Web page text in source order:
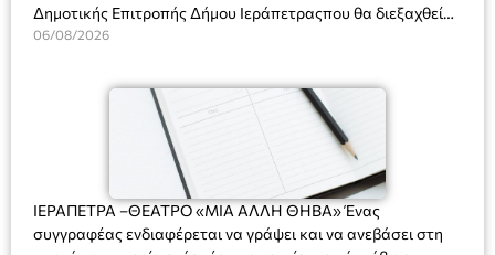
Δημοτικής Επιτροπής Δήμου Ιεράπετραςπου θα διεξαχθεί
στο Δημοτικό Κατάστημα, Δημοκρατίας 31 στην αίθουσα
και λήψη αποφάσεων στα παρακάτω θέματα:
06/08/2026
ΙΕΡΑΠΕΤΡΑ –ΘΕΑΤΡΟ «ΜΙΑ ΑΛΛΗ ΘΗΒΑ» Ένας
συγγραφέας ενδιαφέρεται να γράψει και να ανεβάσει στη